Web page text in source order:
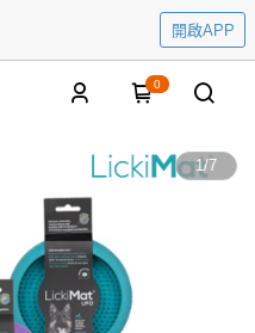
開啟APP
0
1/7